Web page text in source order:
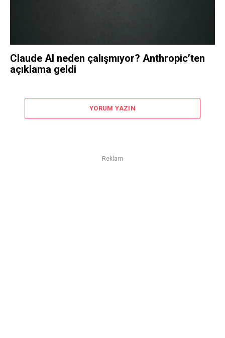
Claude AI neden çalışmıyor? Anthropic’ten
açıklama geldi
YORUM YAZIN
Reklam